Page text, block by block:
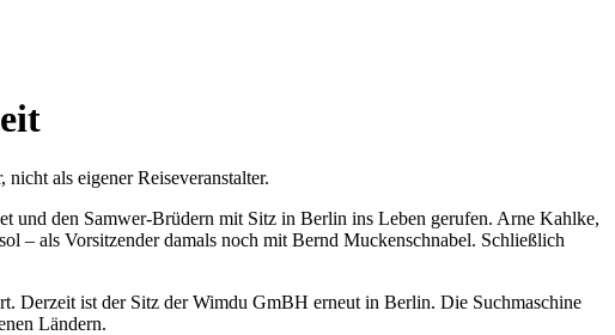
als eigener Reiseveranstalter.
und den Samwer-Brüdern mit Sitz in Berlin ins Leben gerufen. Arne Kahlke,
– als Vorsitzender damals noch mit Bernd Muckenschnabel. Schließlich
Derzeit ist der Sitz der Wimdu GmBH erneut in Berlin. Die Suchmaschine
Ländern.